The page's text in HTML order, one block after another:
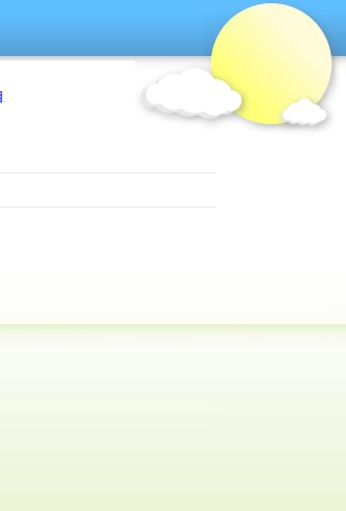
有限，吃了還想再吃的顧客們 歡迎盡早訂購喔